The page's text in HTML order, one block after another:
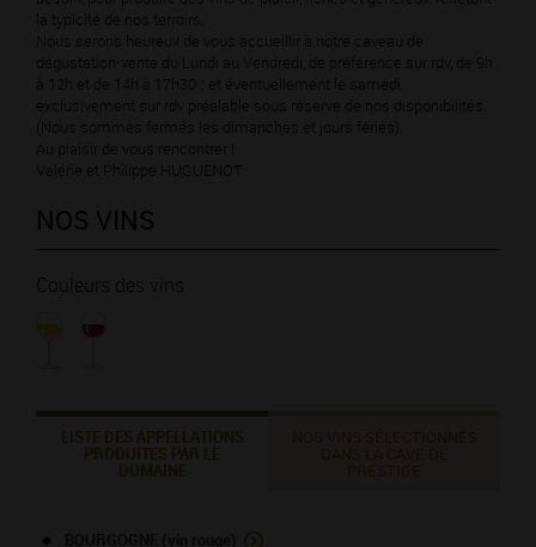
la typicité de nos terroirs.
Nous serons heureux de vous accueillir à notre caveau de
dégustation-vente du Lundi au Vendredi, de préférence sur rdv, de 9h
à 12h et de 14h à 17h30 ; et éventuellement le samedi
exclusivement sur rdv préalable sous réserve de nos disponibilités.
(Nous sommes fermés les dimanches et jours fériés).
Au plaisir de vous rencontrer !
Valérie et Philippe HUGUENOT
NOS VINS
Couleurs des vins
LISTE DES APPELLATIONS
PRODUITES PAR LE
DOMAINE